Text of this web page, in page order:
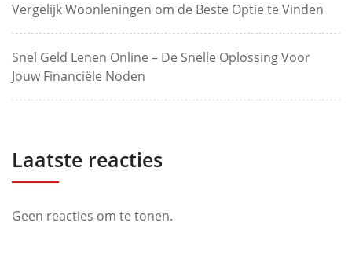
Vergelijk Woonleningen om de Beste Optie te Vinden
Snel Geld Lenen Online – De Snelle Oplossing Voor
Jouw Financiële Noden
Laatste reacties
Geen reacties om te tonen.